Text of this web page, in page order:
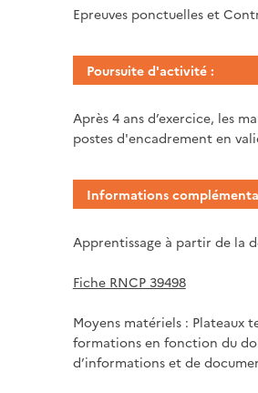
Epreuves ponctuelles et
Poursuite d'activité :
Après 4 ans d’exercice, les
postes d'encadrement en
Informations
Apprentissage à partir de la
Fiche RNCP 39498
Moyens matériels : Plateaux
formations en fonction du
d’informations et de